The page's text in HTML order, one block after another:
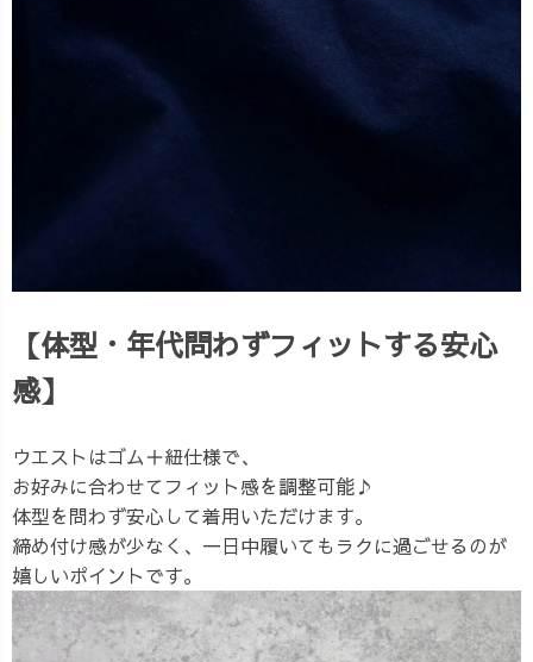
【体型・年代問わずフィットする安心
感】
ウエストはゴム＋紐仕様で、
お好みに合わせてフィット感を調整可能♪
体型を問わず安心して着用いただけます。
締め付け感が少なく、一日中履いてもラクに過ごせるのが
嬉しいポイントです。